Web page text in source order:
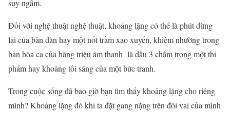
suy ngẫm.
Đối với nghệ thuật nghệ thuật, khoảng lặng có thể là phút dừng
lại của bản đàn hay một nốt trầm xao xuyến, khiêm nhường trong
bản hòa ca của hàng triệu âm thanh là dấu 3 chấm trong một thi
phẩm hay khoảng tối sáng của một bức tranh.
Trong cuộc sống đã bao giờ bạn tìm thấy khoảng lặng cho riêng
mình? Khoảng lặng đó khi ta đặt gang nặng trên đôi vai của mình